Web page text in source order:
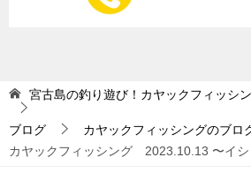
宮古島の釣り遊び！カヤックフィッシ
ブログ
カヤックフィッシングのブロ
カヤックフィッシング 2023.10.13 〜イシ